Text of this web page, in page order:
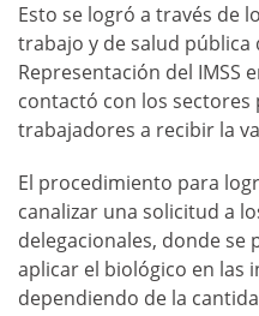
Esto se logró a través de
trabajo y de salud pública
Representación del IMSS
contactó con los
trabajadores a recibir la
El procedimiento para
canalizar una solicitud a
delegacionales, donde se
aplicar el biológico en las
dependiendo de la